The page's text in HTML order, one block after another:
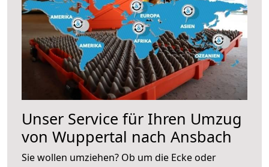
Unser Service für Ihren Umzug
von Wuppertal nach Ansbach
Sie wollen umziehen? Ob um die Ecke oder